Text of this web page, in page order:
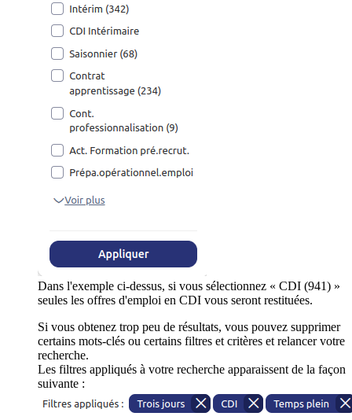
Dans l'exemple ci-dessus, si vous sélectionnez « CDI (941) »
seules les offres d'emploi en CDI vous seront restituées.
Si vous obtenez trop peu de résultats, vous pouvez supprimer
certains mots-clés ou certains filtres et critères et relancer votre
recherche.
Les filtres appliqués à votre recherche apparaissent de la façon
suivante :